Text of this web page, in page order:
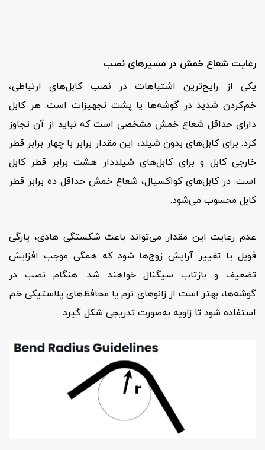
رعایت شعاع خمش در مسیرهای نصب
یکی از رایج‌ترین اشتباهات در نصب کابل‌های ارتباطی،
خم‌کردن شدید در گوشه‌ها یا پشت تجهیزات است. هر کابل
دارای حداقل شعاع خمش مشخصی است که نباید از آن تجاوز
کرد. برای کابل‌های بدون شیلد، این مقدار برابر با چهار برابر قطر
خارجی کابل و برای کابل‌های شیلددار هشت برابر قطر کابل
است. در کابل‌های کواکسیال، شعاع خمش حداقل ده برابر قطر
کابل محسوب می‌شود.
عدم رعایت این مقدار می‌تواند باعث شکستگی هادی، پارگی
فویل یا تغییر آرایش زوج‌ها شود که همگی موجب افزایش
تضعیف و بازتاب سیگنال خواهند شد. هنگام نصب در
گوشه‌ها، بهتر است از زانوهای نرم یا محافظ‌های پلاستیکی خم
استفاده شود تا زاویه به‌صورت تدریجی شکل گیرد.